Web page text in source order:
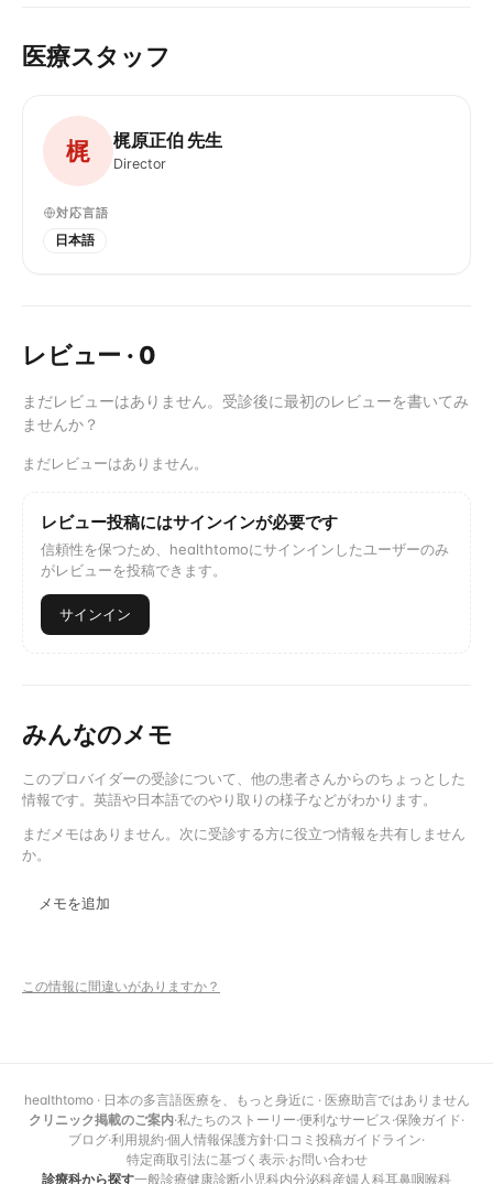
医療スタッフ
梶 梶原正伯 先生
Director
対応言語
日本語
レビュー · 0
まだレビューはありません。受診後に最初のレビューを書いてみ
ませんか？
まだレビューはありません。
レビュー投稿にはサインインが必要です
信頼性を保つため、healthtomoにサインインしたユーザーのみ
がレビューを投稿できます。
サインイン
みんなのメモ
このプロバイダーの受診について、他の患者さんからのちょっとした
情報です。英語や日本語でのやり取りの様子などがわかります。
まだメモはありません。次に受診する方に役立つ情報を共有しません
か。
メモを追加
この情報に間違いがありますか？
healthtomo · 日本の多言語医療を、もっと身近に · 医療助言ではありません
クリニック掲載のご案内·私たちのストーリー·便利なサービス ·保険ガイド·
ブログ·利用規約·個人情報保護方針·口コミ投稿ガイドライン·
特定商取引法に基づく表示·お問い合わせ
診療科から探す一般診療健康診断小児科内分泌科産婦人科耳鼻咽喉科